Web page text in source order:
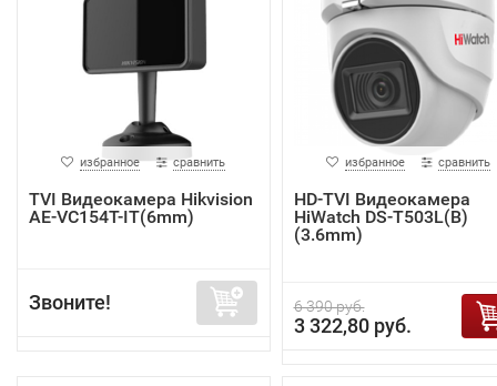
избранное сравнить
TVI Видеокамера Hikvision
AE-VC154T-IT(6mm)
Звоните!
избранное сравнить
HD-TVI Видеокамера
HiWatch DS-T503L(B)
(3.6mm)
6 390 руб.
3 322,80 руб.